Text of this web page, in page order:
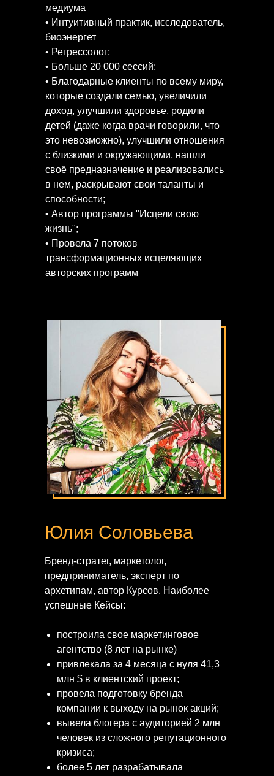
медиума
• Интуитивный практик, исследователь,
биоэнергет
• Регрессолог;
• Больше 20 000 сессий;
• Благодарные клиенты по всему миру,
которые создали семью, увеличили
доход, улучшили здоровье, родили
детей (даже когда врачи говорили, что
это невозможно), улучшили отношения
с близкими и окружающими, нашли
своё предназначение и реализовались
в нем, раскрывают свои таланты и
способности;
• Автор программы "Исцели свою
жизнь";
• Провела 7 потоков
трансформационных исцеляющих
авторских программ
Юлия Соловьева
Бренд-стратег, маркетолог,
предприниматель, эксперт по
архетипам, автор Курсов. Наиболее
успешные Кейсы:
построила свое маркетинговое
агентство (8 лет на рынке)
привлекала за 4 месяца с нуля 41,3
млн $ в клиентский проект;
провела подготовку бренда
компании к выходу на рынок акций;
вывела блогера с аудиторией 2 млн
человек из сложного репутационного
кризиса;
более 5 лет разрабатывала